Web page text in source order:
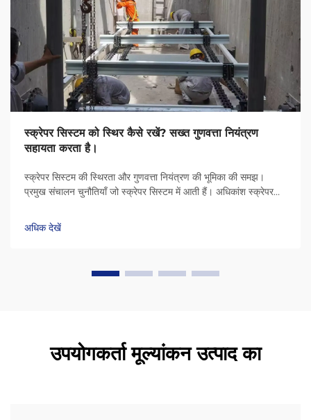
स्क्रेपर सिस्टम को स्थिर कैसे रखें? सख्त गुणवत्ता नियंत्रण
सहायता करता है।
स्क्रेपर सिस्टम की स्थिरता और गुणवत्ता नियंत्रण की भूमिका की समझ।
प्रमुख संचालन चुनौतियाँ जो स्क्रेपर सिस्टम में आती हैं। अधिकांश स्क्रेपर
होने और बेयरिंग...
अधिक देखें
उपयोगकर्ता मूल्यांकन उत्पाद का